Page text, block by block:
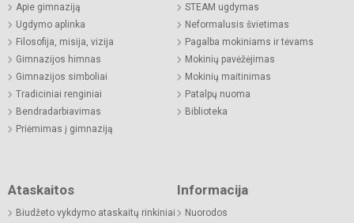
Apie gimnaziją
Ugdymo aplinka
Filosofija, misija, vizija
Gimnazijos himnas
Gimnazijos simboliai
Tradiciniai renginiai
Bendradarbiavimas
Priėmimas į gimnaziją
STEAM ugdymas
Neformalusis švietimas
Pagalba mokiniams ir tėvams
Mokinių pavėžėjimas
Mokinių maitinimas
Patalpų nuoma
Biblioteka
Ataskaitos
Biudžeto vykdymo ataskaitų rinkiniai
Informacija
Nuorodos